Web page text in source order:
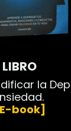
LIBRO
la
book]